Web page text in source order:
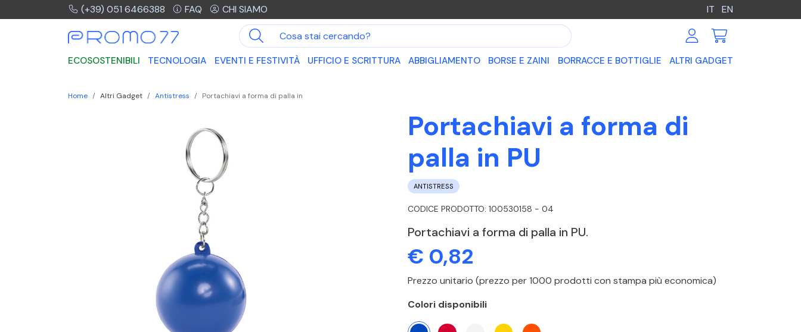
(+39) 051 6466388 FAQ CHI SIAMO IT EN
ECOSOSTENIBILI TECNOLOGIA EVENTI E FESTIVITÀ UFFICIO E SCRITTURA ABBIGLIAMENTO BORSE E ZAINI BORRACCE E BOTTIGLIE ALTRI GADGET
Home Altri Gadget Antistress Portachiavi a forma di palla in
Portachiavi a forma di
palla in PU
ANTISTRESS
CODICE PRODOTTO: 100530158 - 04
Portachiavi a forma di palla in PU.
€ 0,82
Prezzo unitario (prezzo per 1000 prodotti con stampa più economica)
Colori disponibili